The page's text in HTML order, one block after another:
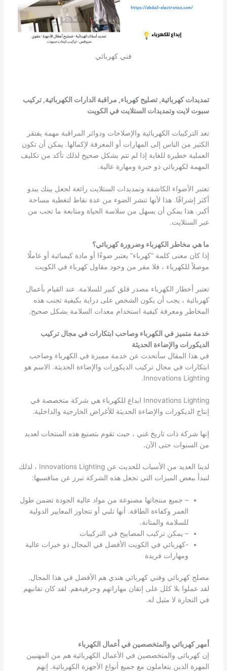
فني كهربائي
تمديدات كهربائية, تصليح كهرباء, مراقبة الدارات الكهربائية, تركيب
سبوت لايت وتمديدات الستلايت في الكويت
تعد التركيبات الكهربائية والإصلاحات ودوائر المراقبة مهمة يفتقر
الكثير من الناس إلى المهارات أو المعرفة لإكمالها. يمكن أن تكون
العملية خطيرة للغاية إذا لم تتم بشكل صحيح لذلك تأكد من تكليف
المهمة لكهربائي ذو خبرة ومهارة عالية.
تعتبر الأضواء الكاشفة وتمديدات الستلايت رائعة لجعل بيتك يبدو
أكثر إشراقًا. هذا لأنها تنشر الضوء من عدة نقاط لتغطية مساحة
أكبر. هذا يمكن أن يسهل من سلاسة الحياة ومتابعة ما تحب من
عبر الستلايت.
ما هي مخاطر الكهرباء وضرورة كهربائي؟
إذا كان معنى كلمة “كهرباء” يعتبر ضوءًا أو مادة كيميائية أو عاملًا
موصلاً للكهرباء ، فلا مفر من وجود مقاول كهرباء في الكويت
تعتبر أخطار الكهرباء مصدر قلق كبير للسلامة. عند القيام بأعمال
كهربائية ، يجب أن يكون الشخص على دراية بكيفية تجنب هذه
المخاطر ومعرفة كيفية استخدام معدات السلامة بشكل صحيح.
خدمة متميز في الكهرباء وصاحب ابتكارات في مجال تركيب
الديكورات والإضاءة الحديثة
في هذا المقال سأتحدث عن خدمة مميزة في الكهرباء وصاحب
ابتكارات في مجال تركيب الديكورات والإضاءة الحديثة. الاسم هو
Innovations Lighting.
Innovations Lighting ابداع للكهرباء هي شركة متخصصة في
إنتاج الديكورات والإضاءة الحديثة للأغراض الخارجية والداخلية.
إنها شركة ذات تاريخ غني ، حيث تقوم بتصنيع هذه المنتجات لعديد
من السنوات حتى الآن.
لدينا العديد من الأسباب للحديث عن Innovations Lighting ، لذلك
لنبدأ ببعض الميزات التي تجعل هذه الشركة تبرز عن منافسيها:
– جميع منتجاتها مصنوعة من مواد عالية الجودة تضمن طول
العمر وكفاءة الطاقة. أنها تلبي أو تتجاوز المعايير الدولية
للسلامة والمتانة.
– يمكن تركيب المصابيح في التركيبات
-كهربائي في الكويت الأفضل في المجال ذو خبرات عالية
ومهارات فريدة
مصلح كهربائي وفني كهربائي هندي هم الأفضل في هذا المجال.
لقد عملوا بلا كلل على إتقان مهاراتهم وحرفيةهم. لقد كان تفانيهم
في التجارة لا مثيل له.
أمهر كهربائي والمتخصصين في أعمال الكهرباء
إن كهربائي والمتخصصين في الأعمال الكهربائية هم من المهنيين
المهرة الذين يتعاملون مع جميع أنواع الأجهزة الكهربائية. إنهم